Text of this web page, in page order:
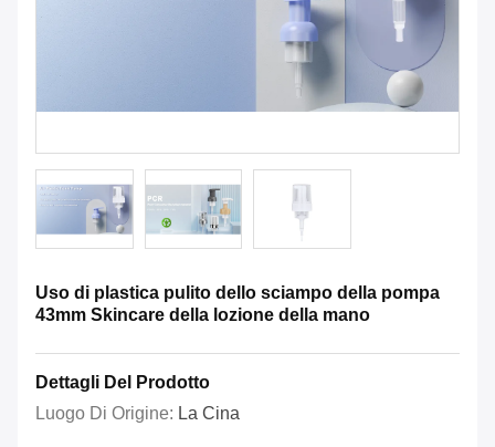
Uso di plastica pulito dello sciampo della pompa
43mm Skincare della lozione della mano
Dettagli Del Prodotto
Luogo Di Origine: La Cina